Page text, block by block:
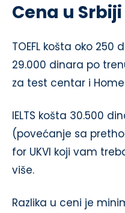
Cena u Srbiji
TOEFL košta oko 250
29.000 dinara po
za test centar i
IELTS košta 30.500
(povećanje sa
for UKVI koji vam
više.
Razlika u ceni je